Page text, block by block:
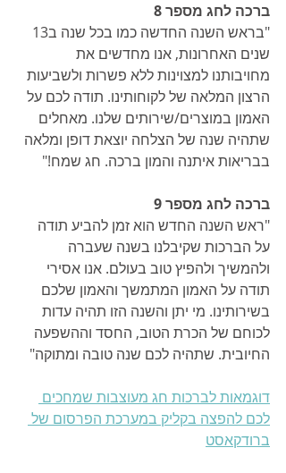
ברכה לחג מספר 8
שנים האחרונות, אנו מחדשים את
מחויבותנו למצוינות ללא פשרות ולשביעות
הרצון המלאה של לקוחותינו. תודה לכם על
האמון במוצרים/שירותים שלנו. מאחלים
שתהיה שנה של הצלחה יוצאת דופן ומלאה
בבריאות איתנה והמון ברכה. חג שמח!"
ברכה לחג מספר 9
"ראש השנה החדש הוא זמן להביע תודה
על הברכות שקיבלנו בשנה שעברה
ולהמשיך ולהפיץ טוב בעולם. אנו אסירי
תודה על האמון המתמשך והאמון שלכם
בשירותינו. מי יתן והשנה הזו תהיה עדות
לכוחם של הכרת הטוב, החסד וההשפעה
החיובית. שתהיה לכם שנה טובה ומתוקה"
דוגמאות לברכות חג מעוצבות שמחכים
לכם להפצה בקליק במערכת הפרסום של
ברודקאסט